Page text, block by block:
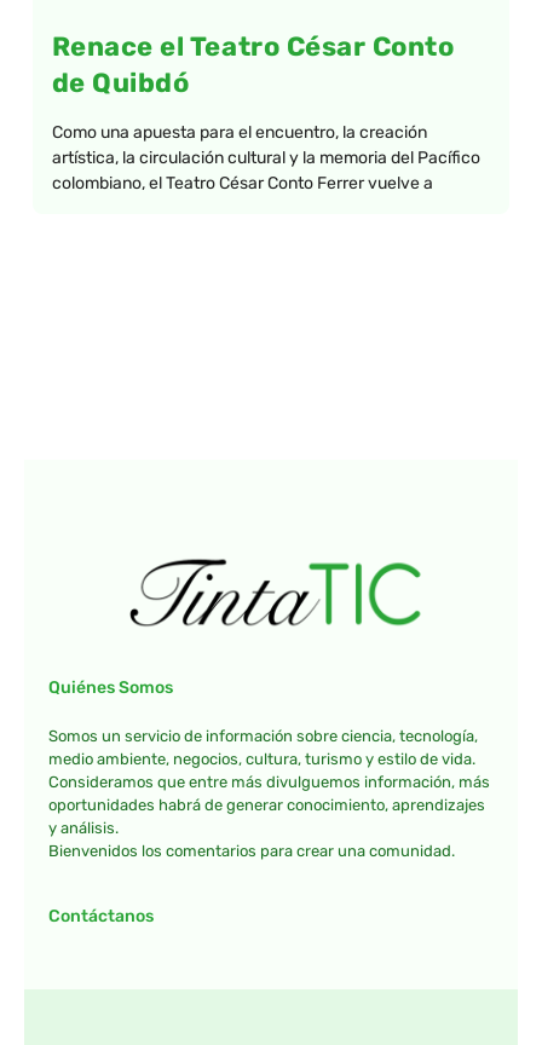
Renace el Teatro César Conto
de Quibdó
Como una apuesta para el encuentro, la creación
artística, la circulación cultural y la memoria del Pacífico
colombiano, el Teatro César Conto Ferrer vuelve a
Quiénes Somos
Somos un servicio de información sobre ciencia, tecnología,
medio ambiente, negocios, cultura, turismo y estilo de vida.
Consideramos que entre más divulguemos información, más
oportunidades habrá de generar conocimiento, aprendizajes
y análisis.
Bienvenidos los comentarios para crear una comunidad.
Contáctanos